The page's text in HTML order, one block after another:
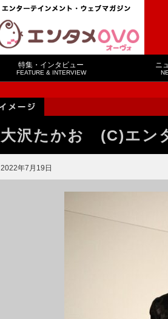
特集・インタビュー
FEATURE & INTERVIEW
ニ
大沢たかお (C)エン
2022年7月19日